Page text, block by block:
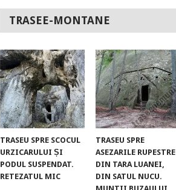
TRASEE-MONTANE
TRASEU SPRE SCOCUL
URZICARULUI ȘI
PODUL SUSPENDAT.
RETEZATUL MIC
TRASEU SPRE
ASEZARILE RUPESTRE
DIN TARA LUANEI,
DIN SATUL NUCU.